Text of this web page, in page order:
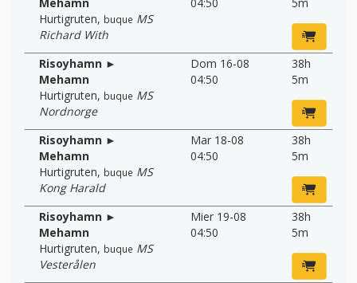
Hurtigruten, buque MS
Richard With
Risoyhamn ►
Mehamn
Hurtigruten, buque MS
Nordnorge
Dom 16-08
04:50
38h
5m
Risoyhamn ►
Mehamn
Hurtigruten, buque MS
Kong Harald
Mar 18-08
04:50
38h
5m
Risoyhamn ►
Mehamn
Hurtigruten, buque MS
Vesterålen
Mier 19-08
04:50
38h
5m